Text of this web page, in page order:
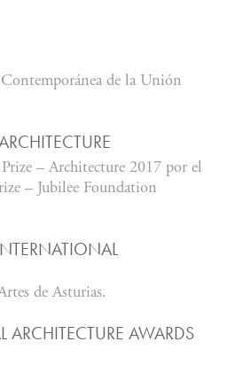
de la Unión
– Architecture 2017 por el
– Jubilee Foundation
de Asturias.
ARCHITECTURE AWARDS